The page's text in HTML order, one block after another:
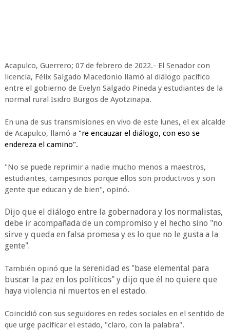
Acapulco, Guerrero; 07 de febrero de 2022.- El Senador con
licencia, Félix Salgado Macedonio llamó al diálogo pacífico
entre el gobierno de Evelyn Salgado Pineda y estudiantes de la
normal rural Isidro Burgos de Ayotzinapa.
En una de sus transmisiones en vivo de este lunes, el ex alcalde
de Acapulco, llamó a "re encauzar el diálogo, con eso se
endereza el camino".
"No se puede reprimir a nadie mucho menos a maestros,
estudiantes, campesinos porque ellos son productivos y son
gente que educan y de bien", opinó.
Dijo que el diálogo entre la gobernadora y los normalistas,
debe ir acompañada de un compromiso y el hecho sino "no
sirve y queda en falsa promesa y es lo que no le gusta a la
gente".
También opinó que la serenidad es "base elemental para
buscar la paz en los políticos" y dijo que él no quiere que
haya violencia ni muertos en el estado.
Coincidió con sus seguidores en redes sociales en el sentido de
que urge pacificar el estado, "claro, con la palabra".